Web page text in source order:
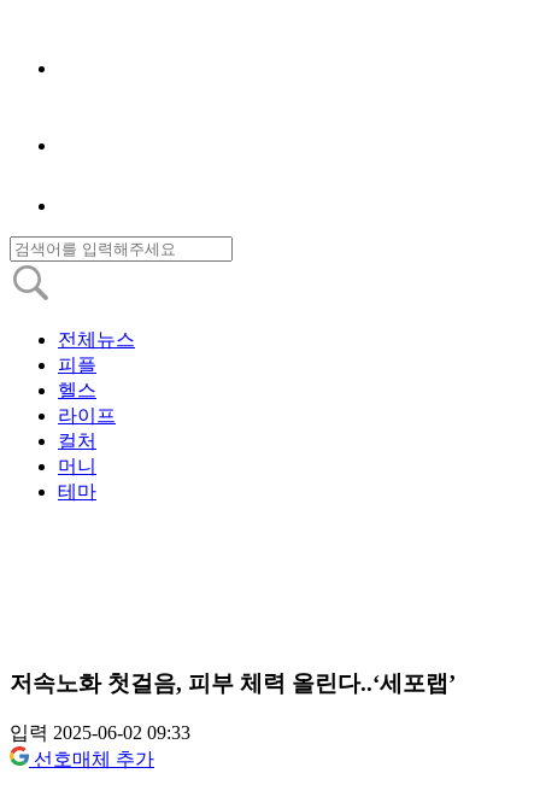
전체뉴스
피플
헬스
라이프
컬처
머니
테마
저속노화 첫걸음, 피부 체력 올린다..‘세포랩’
입력 2025-06-02 09:33
선호매체 추가